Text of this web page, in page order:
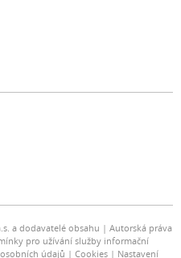
a dodavatelé obsahu
Autorská práva
pro užívání služby informační
údajů Cookies Nastavení